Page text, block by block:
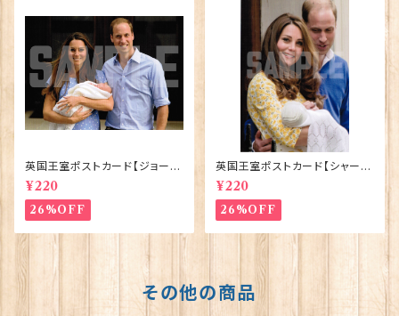
英国王室ポストカード【ジョージ
王子ご誕生】Pageantry Post
card 90183-JEF100
¥220
26%OFF
英国王室ポストカード【シャーロ
ット王女2】Pageantry Postca
rd 90183-JEF202
¥220
26%OFF
その他の商品